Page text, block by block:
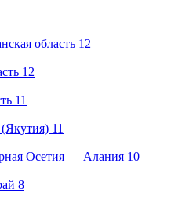
область 12
12
11
11
Осетия — Алания 10
8